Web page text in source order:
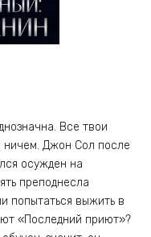
Все твои
ничем. Джон Сол после
осужден на
преподнесла
попытаться выжить в
«Последний приют»?